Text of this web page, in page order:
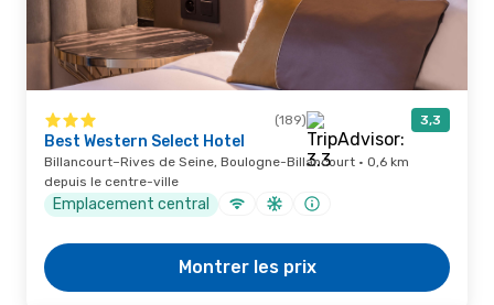
(189) 3,3
Best Western Select Hotel
Billancourt–Rives de Seine, Boulogne-Billancourt · 0,6 km
depuis le centre-ville
Emplacement central
Montrer les prix